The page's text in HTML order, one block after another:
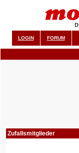
LOGIN FORUM